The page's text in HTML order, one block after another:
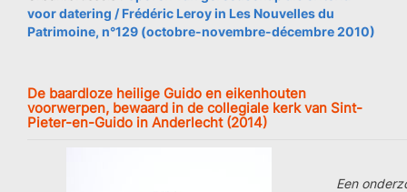
voor datering / Frédéric Leroy in Les Nouvelles du
Patrimoine, n°129 (octobre-novembre-décembre 2010)
De baardloze heilige Guido en eikenhouten
voorwerpen, bewaard in de collegiale kerk van Sint-
Pieter-en-Guido in Anderlecht (2014)
Een